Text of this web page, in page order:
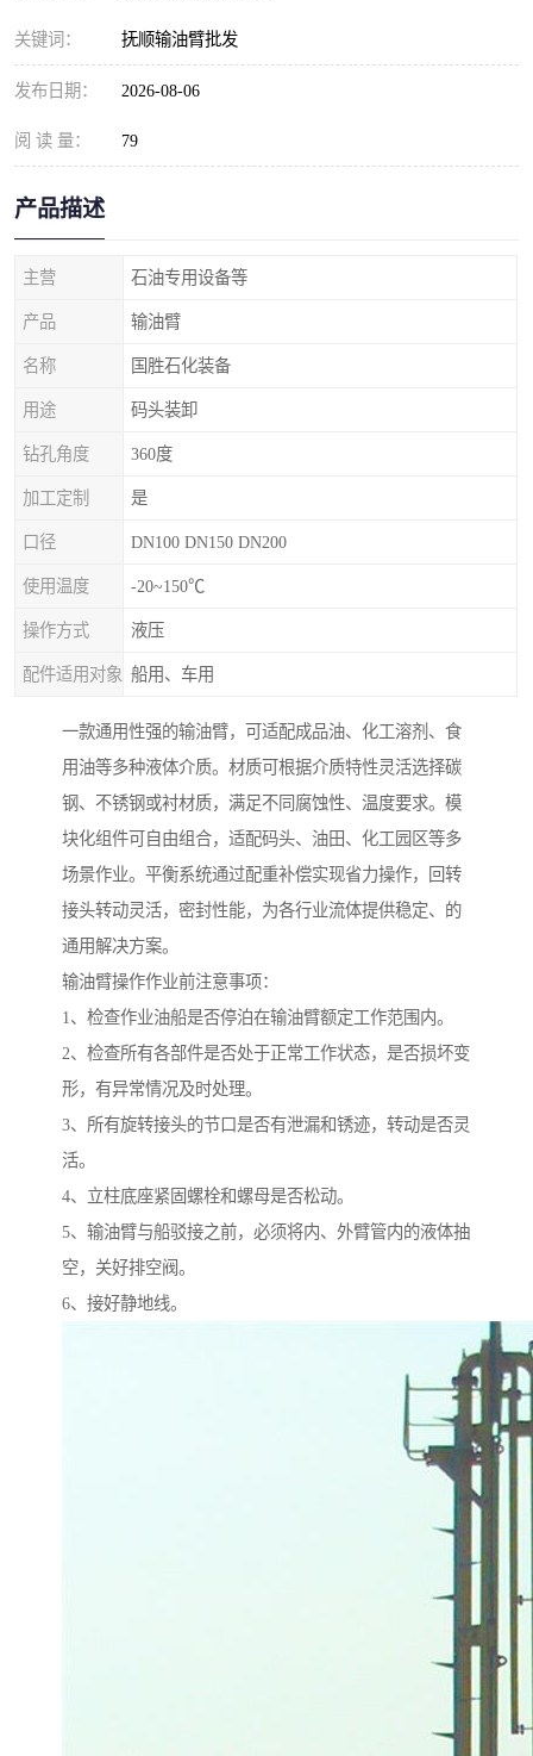
关键词： 抚顺输油臂批发
发布日期： 2026-08-06
阅 读 量： 79
产品描述
主营 石油专用设备等
产品 输油臂
名称 国胜石化装备
用途 码头装卸
钻孔角度 360度
加工定制 是
口径 DN100 DN150 DN200
使用温度 -20~150℃
操作方式 液压
配件适用对象 船用、车用
一款通用性强的输油臂，可适配成品油、化工溶剂、食
用油等多种液体介质。材质可根据介质特性灵活选择碳
钢、不锈钢或衬材质，满足不同腐蚀性、温度要求。模
块化组件可自由组合，适配码头、油田、化工园区等多
场景作业。平衡系统通过配重补偿实现省力操作，回转
接头转动灵活，密封性能，为各行业流体提供稳定、的
通用解决方案。
输油臂操作作业前注意事项：
1、检查作业油船是否停泊在输油臂额定工作范围内。
2、检查所有各部件是否处于正常工作状态，是否损坏变
形，有异常情况及时处理。
3、所有旋转接头的节口是否有泄漏和锈迹，转动是否灵
活。
4、立柱底座紧固螺栓和螺母是否松动。
5、输油臂与船驳接之前，必须将内、外臂管内的液体抽
空，关好排空阀。
6、接好静地线。